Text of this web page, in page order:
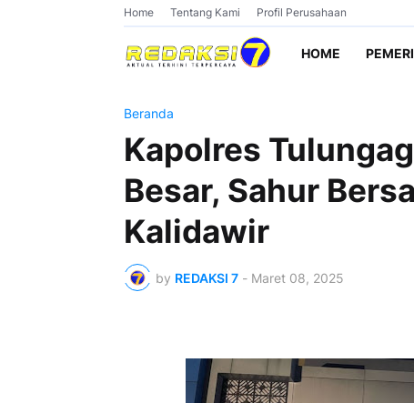
Home Tentang Kami Profil Perusahaan
HOME
Beranda
Kapolres
Besar, Sahur
Kalidawir
by REDAKSI 7 - Maret 08, 2025